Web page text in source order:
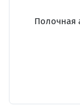
Полочная